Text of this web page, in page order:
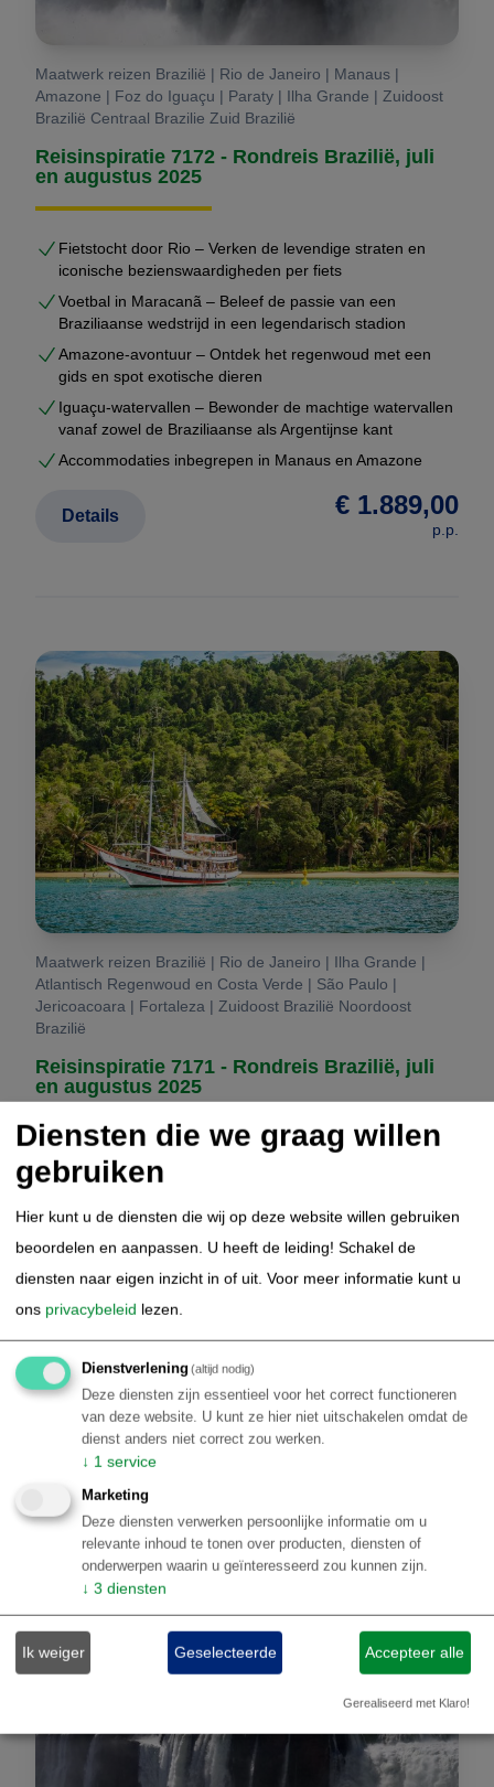
Maatwerk reizen Brazilië | Rio de Janeiro | Manaus |
Amazone | Foz do Iguaçu | Paraty | Ilha Grande | Zuidoost
Brazilië Centraal Brazilie Zuid Brazilië
Reisinspiratie 7172 - Rondreis Brazilië, juli
en augustus 2025
Fietstocht door Rio – Verken de levendige straten en
iconische bezienswaardigheden per fiets
Voetbal in Maracanã – Beleef de passie van een
Braziliaanse wedstrijd in een legendarisch stadion
Amazone-avontuur – Ontdek het regenwoud met een
gids en spot exotische dieren
Iguaçu-watervallen – Bewonder de machtige watervallen
vanaf zowel de Braziliaanse als Argentijnse kant
Accommodaties inbegrepen in Manaus en Amazone
€ 1.889,00
p.p.
Details
Maatwerk reizen Brazilië | Rio de Janeiro | Ilha Grande |
Atlantisch Regenwoud en Costa Verde | São Paulo |
Jericoacoara | Fortaleza | Zuidoost Brazilië Noordoost
Brazilië
Reisinspiratie 7171 - Rondreis Brazilië, juli
en augustus 2025
Sao Paulo, bruisende metropool
bezienswaardigheden
Beleef de natuurpracht rond Paraty en het Atlantisch
omringd door natuur
Ontdek Ilha grande, prachtig eiland met verborgen
baaien
Details
Diensten die we graag willen
gebruiken
Hier kunt u de diensten die wij op deze website willen gebruiken
beoordelen en aanpassen. U heeft de leiding! Schakel de
diensten naar eigen inzicht in of uit. Voor meer informatie kunt u
ons privacybeleid lezen.
Dienstverlening(altijd nodig)
Deze diensten zijn essentieel voor het correct functioneren
van deze website. U kunt ze hier niet uitschakelen omdat de
dienst anders niet correct zou werken.
↓ 1 service
Marketing
Deze diensten verwerken persoonlijke informatie om u
relevante inhoud te tonen over producten, diensten of
onderwerpen waarin u geïnteresseerd zou kunnen zijn.
↓ 3 diensten
Ik weiger Geselecteerde Accepteer alle
Gerealiseerd met Klaro!